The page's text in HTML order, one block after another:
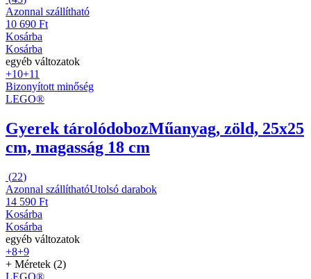
Azonnal szállítható
10 690 Ft
Kosárba
Kosárba
egyéb változatok
+10+11
Bizonyított minőség
LEGO®
Gyerek tárolódobozMűanyag, zöld, 25x25
cm, magasság 18 cm
(22)
Azonnal szállíthatóUtolsó darabok
14 590 Ft
Kosárba
Kosárba
egyéb változatok
+8+9
+ Méretek (2)
LEGO®